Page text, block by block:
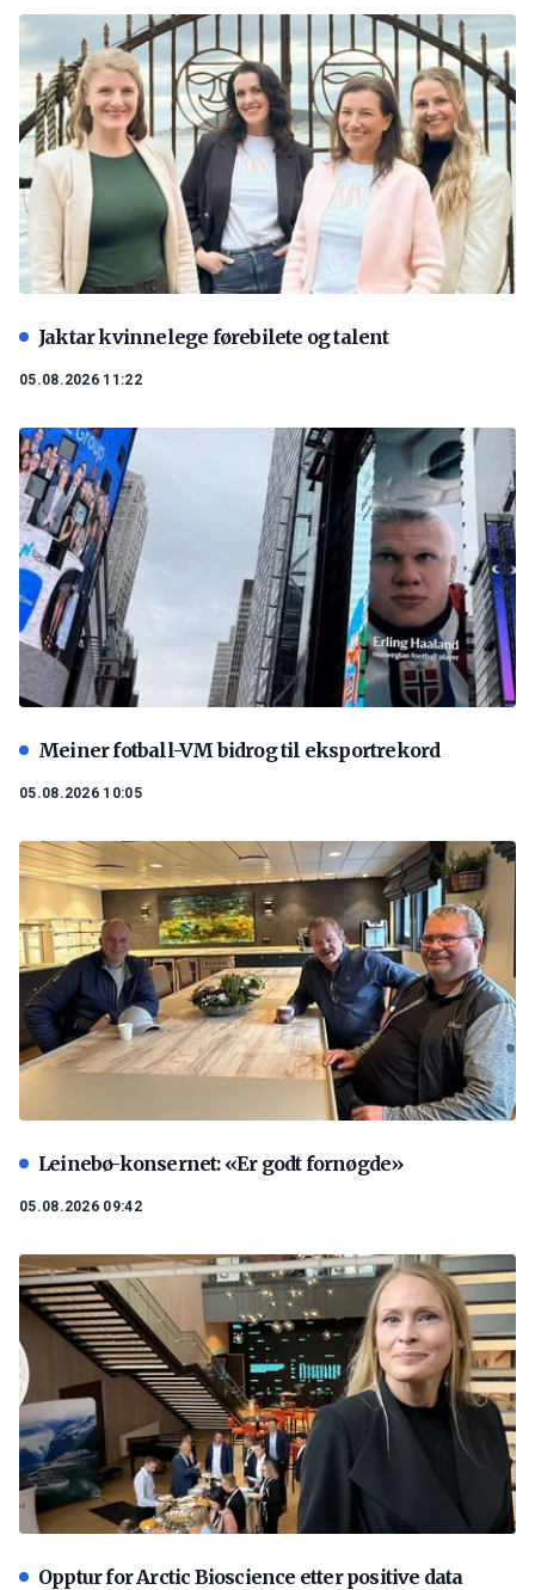
Jaktar kvinnelege førebilete og talent
05.08.2026 11:22
Meiner fotball-VM bidrog til eksportrekord
05.08.2026 10:05
Leinebø-konsernet: «Er godt fornøgde»
05.08.2026 09:42
Opptur for Arctic Bioscience etter positive data